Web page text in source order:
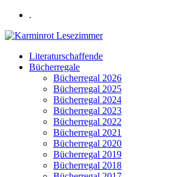
.
Literaturschaffende
Bücherregale
Bücherregal 2026
Bücherregal 2025
Bücherregal 2024
Bücherregal 2023
Bücherregal 2022
Bücherregal 2021
Bücherregal 2020
Bücherregal 2019
Bücherregal 2018